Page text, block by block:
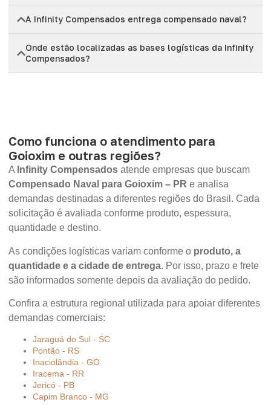
A Infinity Compensados entrega compensado naval?
Onde estão localizadas as bases logísticas da Infinity
Compensados?
Como funciona o atendimento para
Goioxim e outras regiões?
A Infinity Compensados atende empresas que buscam
Compensado Naval para Goioxim – PR e analisa
demandas destinadas a diferentes regiões do Brasil. Cada
solicitação é avaliada conforme produto, espessura,
quantidade e destino.
As condições logísticas variam conforme o produto, a
quantidade e a cidade de entrega. Por isso, prazo e frete
são informados somente depois da avaliação do pedido.
Confira a estrutura regional utilizada para apoiar diferentes
demandas comerciais:
Jaraguá do Sul - SC
Pontão - RS
Inaciolândia - GO
Iracema - RR
Jericó - PB
Capim Branco - MG